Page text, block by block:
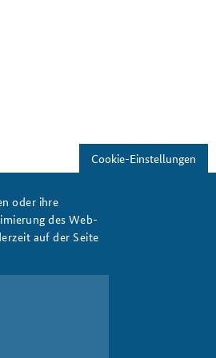
Cookie-Einstellungen
oder ihre
des Web-
auf der Seite